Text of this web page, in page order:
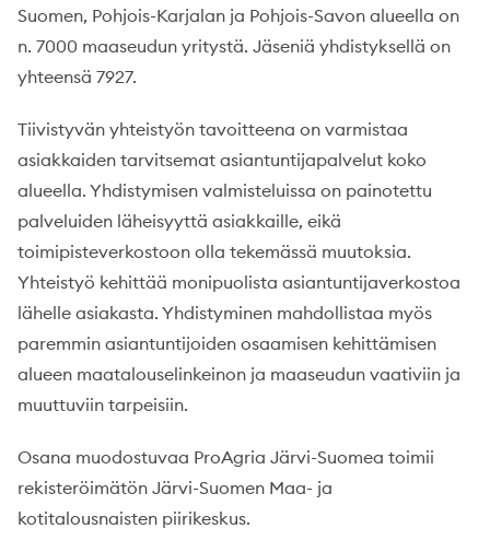
Suomen, Pohjois-Karjalan ja Pohjois-Savon alueella on
n. 7000 maaseudun yritystä. Jäseniä yhdistyksellä on
yhteensä 7927.
Tiivistyvän yhteistyön tavoitteena on varmistaa
asiakkaiden tarvitsemat asiantuntijapalvelut koko
alueella. Yhdistymisen valmisteluissa on painotettu
palveluiden läheisyyttä asiakkaille, eikä
toimipisteverkostoon olla tekemässä muutoksia.
Yhteistyö kehittää monipuolista asiantuntijaverkostoa
lähelle asiakasta. Yhdistyminen mahdollistaa myös
paremmin asiantuntijoiden osaamisen kehittämisen
alueen maatalouselinkeinon ja maaseudun vaativiin ja
muuttuviin tarpeisiin.
Osana muodostuvaa ProAgria Järvi-Suomea toimii
rekisteröimätön Järvi-Suomen Maa- ja
kotitalousnaisten piirikeskus.